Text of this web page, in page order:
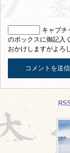
キャプチ
のボックスに御記入
おかけしますがよろ